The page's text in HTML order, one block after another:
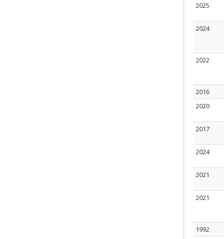
2025
2024
2022
2016
2020
2017
2024
2021
2021
1992